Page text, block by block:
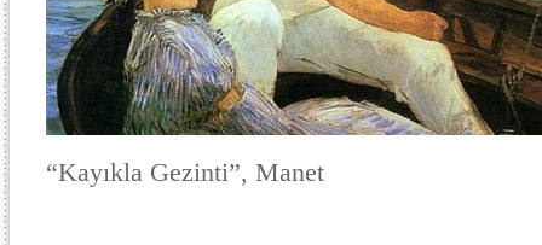
“Kayıkla Gezinti”, Manet